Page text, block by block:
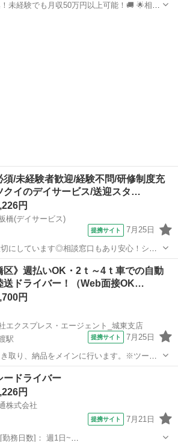
経験でも月収50万円以上可能！🚚 🌟相談
須/未経験者歓迎/経験不問/研修制度充
クイのデイサービス/送迎スタ…
円
橋(デイサービス)
提携サイト 7月25日
にしています◎相談窓口もあり安心！シフ
きやすいメリット多数
り...
他
区》週払いOK・2ｔ～4ｔ車での自動
送ドライバー！（Web面接OK…
円
エクスプレス・エージェント_城東支店
駅
提携サイト 7月25日
取り、納品をメインに行います。※ツーマ
円
舟渡駅 ドライバー
ードライバー
円
株式会社
提携サイト 7月21日